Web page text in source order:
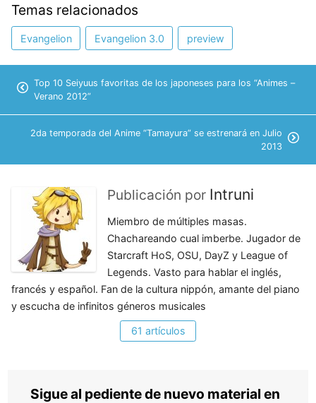
Temas relacionados
Evangelion Evangelion 3.0 preview
Top 10 Seiyuus favoritas de los japoneses para los “Animes –
Verano 2012”
2da temporada del Anime “Tamayura” se estrenará en Julio
2013
Publicación por Intruni
Miembro de múltiples masas.
Chachareando cual imberbe. Jugador de
Starcraft HoS, OSU, DayZ y League of
Legends. Vasto para hablar el inglés,
francés y español. Fan de la cultura nippón, amante del piano
y escucha de infinitos géneros musicales
61 artículos
Sigue al pediente de nuevo material en